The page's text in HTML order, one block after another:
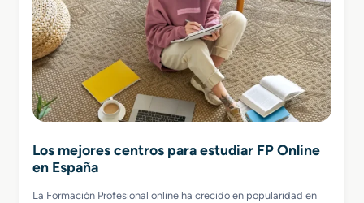
Los mejores centros para estudiar FP Online
en España
La Formación Profesional online ha crecido en popularidad en